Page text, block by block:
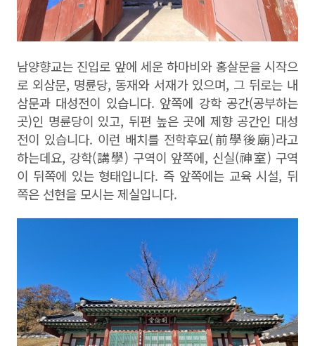
남양향교는 진입로 앞에 세운 하마비와 홍살문을 시작으
로 외삼문, 명륜당, 동재와 서재가 있으며, 그 뒤로는 내
삼문과 대성전이 있습니다. 앞쪽에 강학 공간(공부하는
곳)인 명륜당이 있고, 뒤편 높은 곳에 제향 공간인 대성
전이 있습니다. 이런 배치를 전학후묘(前學後廟)라고
하는데요, 강학(講學) 구역이 앞쪽에, 신실(神室) 구역
이 뒤쪽에 있는 형태입니다. 즉 앞쪽에는 교육 시설, 뒤
쪽은 선현을 모시는 제실입니다.